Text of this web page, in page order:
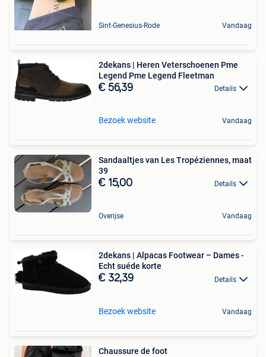
Sint-Genesius-Rode Vandaag
2dekans | Heren Veterschoenen Pme
Legend Pme Legend Fleetman
€ 56,39 Details
Bezoek website Vandaag
Sandaaltjes van Les Tropéziennes, maat
39 ️
€ 15,00 Details
Overijse Vandaag
2dekans | Alpacas Footwear – Dames -
Echt suéde korte
€ 32,39 Details
Bezoek website Vandaag
Chaussure de foot